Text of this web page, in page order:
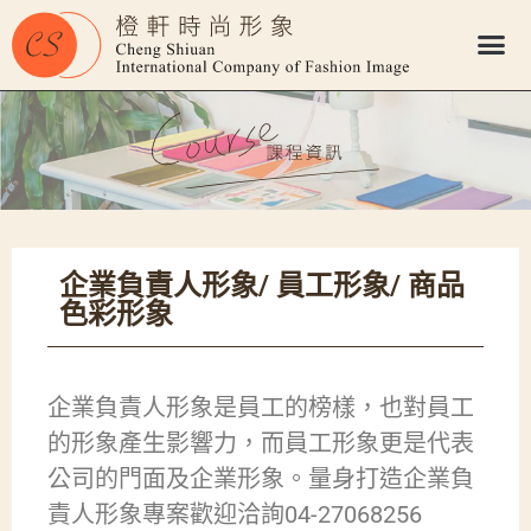
企業負責人形象/ 員工形象/ 商品
色彩形象
企業負責人形象是員工的榜樣，也對員工
的形象產生影響力，而員工形象更是代表
公司的門面及企業形象。量身打造企業負
責人形象專案歡迎洽詢04-27068256